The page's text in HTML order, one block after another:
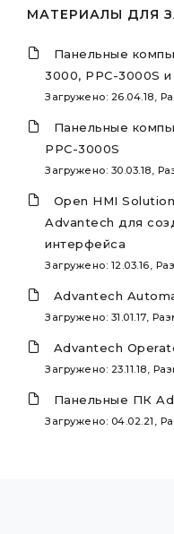
МАТЕРИАЛЫ ДЛЯ
Панельные
3000, PPC-3000S
Загружено: 26.04.18,
Панельные
PPC-3000S
Загружено: 30.03.18,
Open HMI
Advantech для
интерфейса
Загружено: 12.03.16,
Advantech
Загружено: 31.01.17,
Advantech
Загружено: 23.11.18,
Панельные ПК
Загружено: 04.02.21,